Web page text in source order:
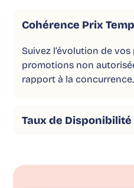
Cohérence Prix
Suivez l’évolution de
promotions non
rapport à la concurrence.
Taux de Disponibilité